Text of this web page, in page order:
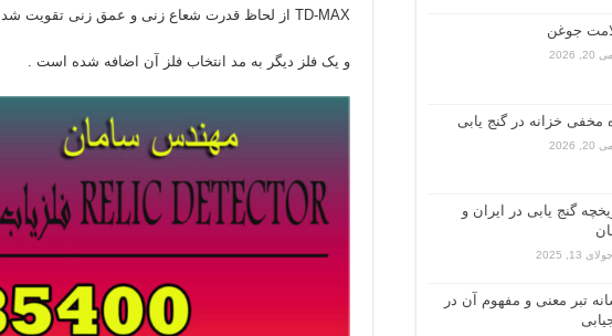
TD-MAX از لحاظ قدرت شعاع زنی و عمق زنی تقویت شده
و یک فلز دیگر به مد انتخاب فلز آن اضافه شده است .
جوغن
می 20, 2026
مخفی خزانه در گنج یابی
می 20, 2026
گنج‌ یابی در ایران و
جولای 13, 2025
تبر معنی و مفهوم آن در